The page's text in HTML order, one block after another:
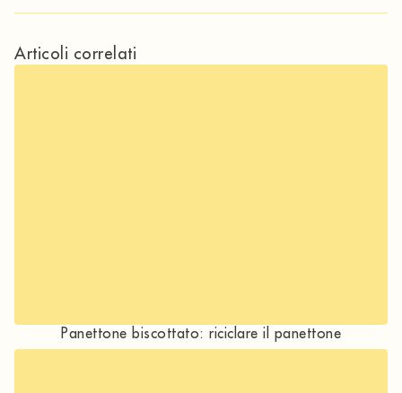
Articoli correlati
Panettone biscottato: riciclare il panettone